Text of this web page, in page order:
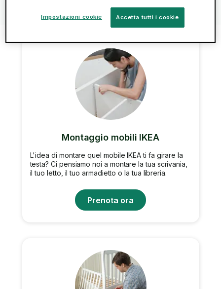
Montaggio mobili IKEA
L'idea di montare quel mobile IKEA ti fa girare la
testa? Ci pensiamo noi a montare la tua scrivania,
il tuo letto, il tuo armadietto o la tua libreria.
Prenota ora
Accetta tutti i cookie
Impostazioni cookie